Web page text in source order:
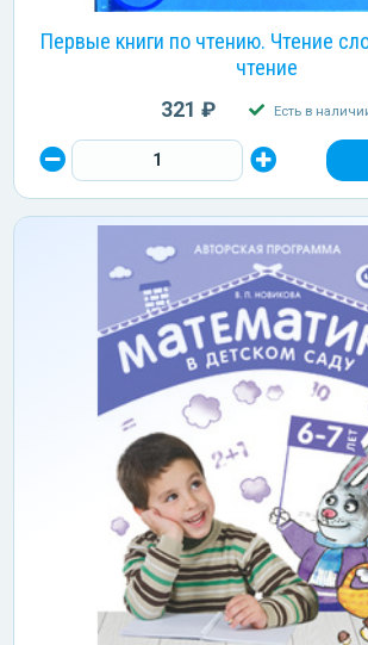
Первые книги по чтению. Чтение
чтение
321 ₽ Есть в